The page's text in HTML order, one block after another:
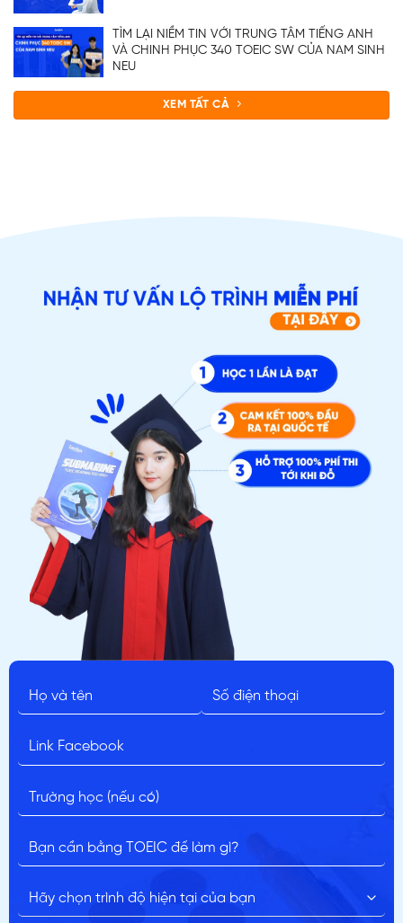
TÌM LẠI NIỀM TIN VỚI TRUNG TÂM TIẾNG ANH
VÀ CHINH PHỤC 340 TOEIC SW CỦA NAM SINH
NEU
XEM TẤT CẢ